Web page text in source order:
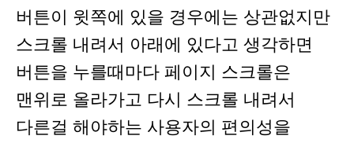
버튼이 윗쪽에 있을 경우에는 상관없지만
스크롤 내려서 아래에 있다고 생각하면
버튼을 누를때마다 페이지 스크롤은
맨위로 올라가고 다시 스크롤 내려서
다른걸 해야하는 사용자의 편의성을